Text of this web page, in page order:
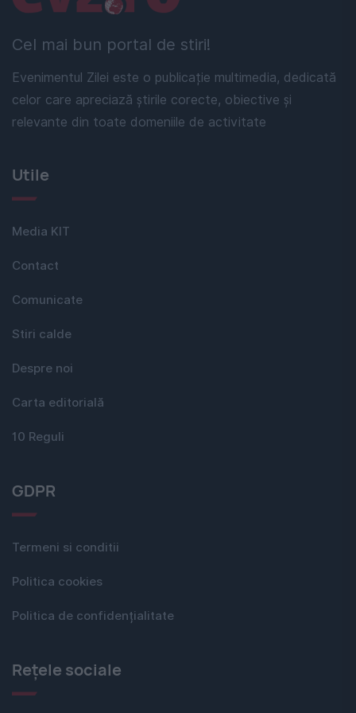
Cel mai bun portal de stiri!
Evenimentul Zilei este o publicație multimedia, dedicată
celor care apreciază știrile corecte, obiective și
relevante din toate domeniile de activitate
Utile
Media KIT
Contact
Comunicate
Stiri calde
Despre noi
Carta editorială
10 Reguli
GDPR
Termeni si conditii
Politica cookies
Politica de confidențialitate
Rețele sociale